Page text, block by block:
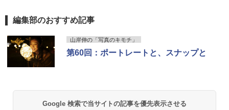
編集部のおすすめ記事
山岸伸の「写真のキモチ」
第60回：ポートレートと、スナップと
Google 検索で当サイトの記事を優先表示させる